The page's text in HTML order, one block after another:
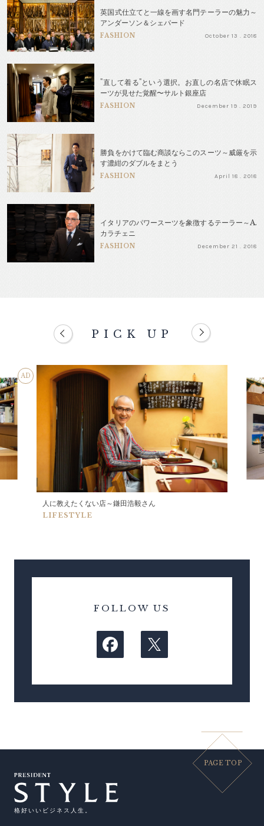
英国式仕立てと一線を画す名門テーラーの魅力～
アンダーソン＆シェパード
FASHION October 13 . 2018
"直して着る"という選択。お直しの名店で休眠ス
ーツが見せた覚醒〜サルト銀座店
FASHION December 19 . 2019
勝負をかけて臨む商談ならこのスーツ～威厳を示
す濃紺のダブルをまとう
FASHION April 18 . 2018
イタリアのパワースーツを象徴するテーラー～A.
カラチェニ
FASHION December 21 . 2018
PICK UP
AD
人に教えたくない店～鎌田浩毅さん
LIFESTYLE
FOLLOW US
PAGE TOP
格好いいビジネス人生。